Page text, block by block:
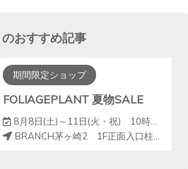
おすすめ記事
期間限定ショップ
FOLIAGEPLANT 夏物SALE
8月8日(土)～11日(火・祝) 10時～18時
BRANCH茅ヶ崎2 1F正面入口柱周り（クイックカット前）